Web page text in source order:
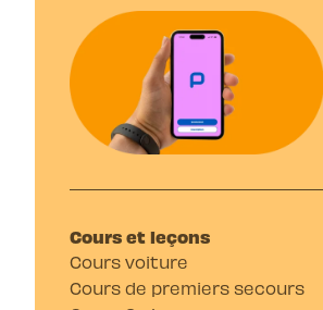
Cours et leçons
Cours voiture
Cours de premiers secours